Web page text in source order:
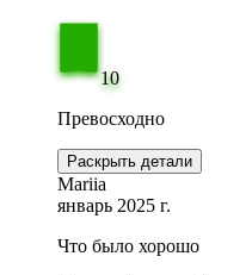
10
Превосходно
Раскрыть детали
Mariia
январь 2025 г.
Что было хорошо